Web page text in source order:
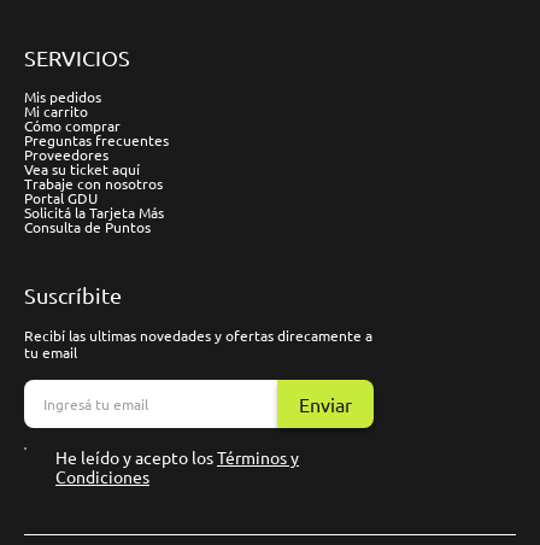
SERVICIOS
Mis pedidos
Mi carrito
Cómo comprar
Preguntas frecuentes
Proveedores
Vea su ticket aquí
Trabaje con nosotros
Portal GDU
Solicitá la Tarjeta Más
Consulta de Puntos
Suscríbite
Recibí las ultimas novedades y ofertas direcamente a
tu email
Enviar
He leído y acepto losTérminos y
Condiciones